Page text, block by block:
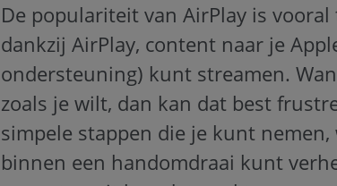
De populariteit van AirPlay is
dankzij AirPlay, content naar je
ondersteuning) kunt streamen.
zoals je wilt, dan kan dat best
simpele stappen die je kunt
binnen een handomdraai kunt